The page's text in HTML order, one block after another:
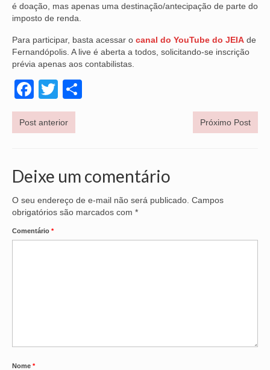
RIBEIRÃO PRETO
SÃO JOSÉ DOS CAMPOS
SÃO JOSÉ DO RIO PRETO
SOROCABA
NOTÍCIAS
BOLETIM
CONVÊNIOS
SINDICALIZE-SE
JURÍDICO
é doação, mas apenas uma destinação/antecipação de parte do
imposto de renda.
Para participar, basta acessar o canal do YouTube do JEIA de
Fernandópolis. A live é aberta a todos, solicitando-se inscrição
prévia apenas aos contabilistas.
Facebook
Twitter
Post anterior Próximo Post
Deixe um comentário
O seu endereço de e-mail não será publicado. Campos
obrigatórios são marcados com *
Comentário *
Nome *